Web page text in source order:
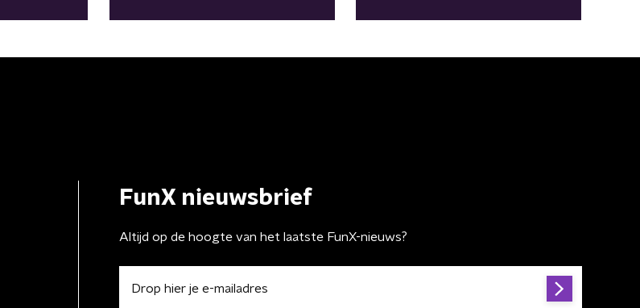
FunX nieuwsbrief
Altijd op de hoogte van het laatste FunX-nieuws?